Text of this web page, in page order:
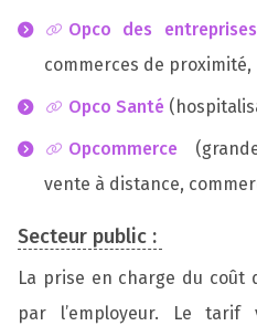
Opco des
commerces de
Opco Santé
Opcommerce
vente à distance,
Secteur public :
La prise en charge du coût
par l’employeur. Le